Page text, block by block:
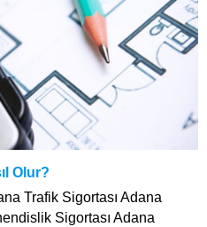
Olur?
Trafik Sigortası Adana
Sigortası Adana